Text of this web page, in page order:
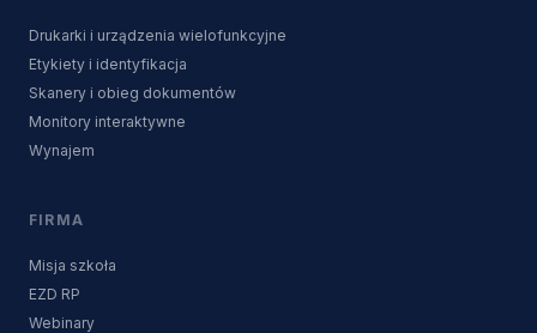
Drukarki i urządzenia wielofunkcyjne
Etykiety i identyfikacja
Skanery i obieg dokumentów
Monitory interaktywne
Wynajem
FIRMA
Misja szkoła
EZD RP
Webinary